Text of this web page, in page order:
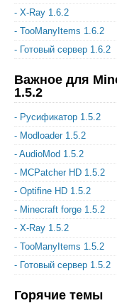
- X-Ray 1.6.2
- TooManyItems 1.6.2
- Готовый сервер 1.6.2
Важное для
1.5.2
- Русификатор 1.5.2
- Modloader 1.5.2
- AudioMod 1.5.2
- MCPatcher HD 1.5.2
- Optifine HD 1.5.2
- Minecraft forge 1.5.2
- X-Ray 1.5.2
- TooManyItems 1.5.2
- Готовый сервер 1.5.2
Горячие темы